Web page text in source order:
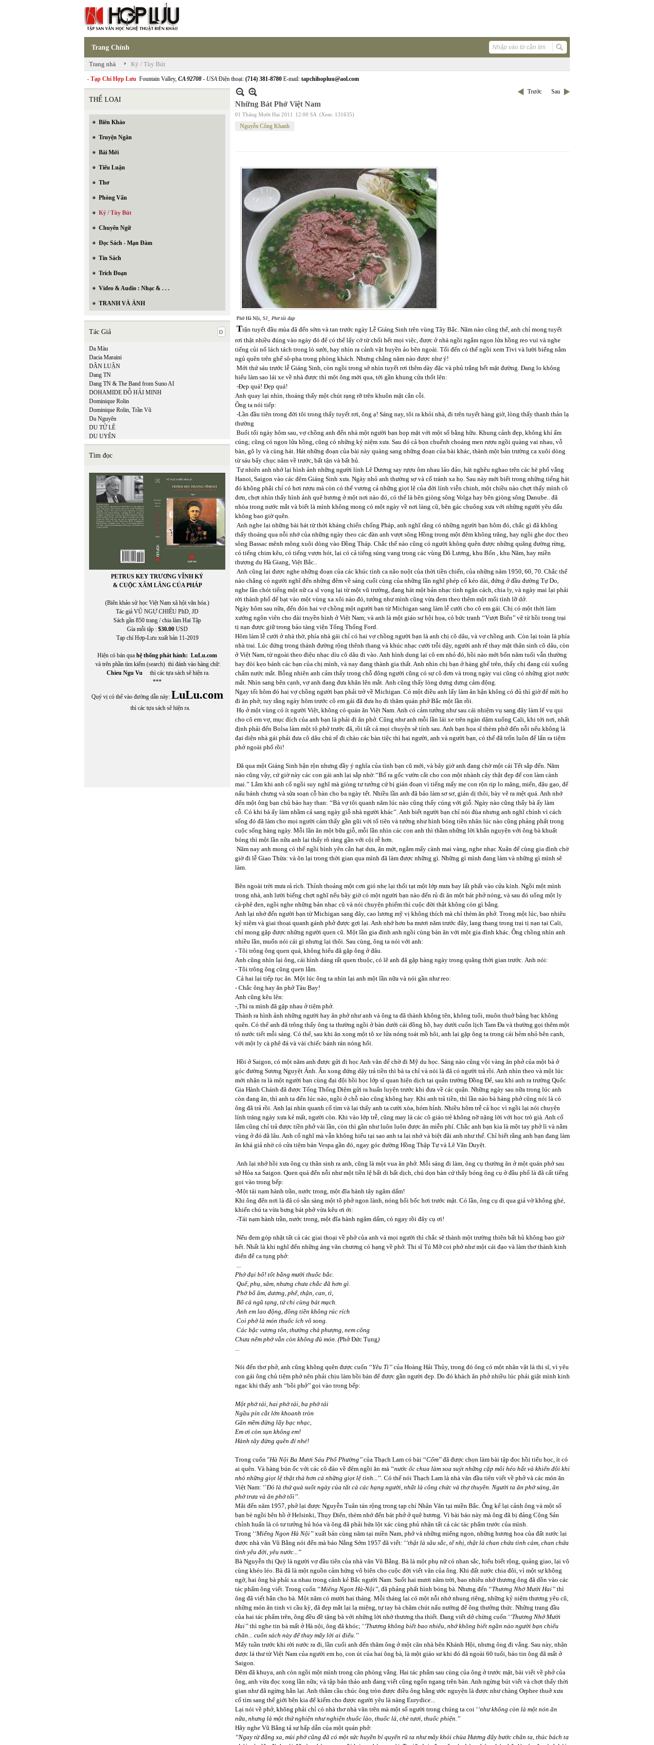
Trang Chính
Trang nhà › Ký / Tùy Bút
- Tạp Chí Hợp Lưu Fountain Valley, CA 92708 - USAĐiện thoại: (714) 381-8780 E-mail: tapchihopluu@aol.com
THỂ LOẠI
Biên Khảo
Truyện Ngắn
Bài Mới
Tiểu Luận
Thơ
Phỏng Vấn
Ký / Tùy Bút
Chuyển Ngữ
Đọc Sách - Mạn Đàm
Tin Sách
Trích Đoạn
Video & Audio : Nhạc & . . .
TRANH VÀ ẢNH
Tác Giả
Da Màu
Dacia Maraini
DÂN LUẬN
Dang TN
Dang TN & The Band from Suno AI
DOHAMIDE ĐỖ HẢI MINH
Dominique Rolin
Dominique Rolin, Trần Vũ
Du Nguyên
DU TỬ LÊ
DU UYÊN
DƯƠNG NGHIỄM MẬU
DƯƠNG PHƯƠNG LINH
Dzoãn Minh
Tìm đọc
PETRUS KEY TRƯƠNG VĨNH KÝ
& CUỘC XÂM LĂNG CỦA PHÁP
(Biên khảo sử học Việt Nam xã hội văn hóa.)
Tác giả VŨ NGỰ CHIÊU PhD, JD
Sách gần 850 trang / chia làm Hai Tập
Gía mỗi tập : $30.00USD
Tạp chí Hợp-Lưu xuất bản 11-2019
Hiện có bán qua hệ thống phát hành: LuLu.com
và trên phần tìm kiếm (search) thì đánh vào hàng chữ:
Chieu Ngu Vu thì các tựa sách sẽ hiện ra.
***
Quý vị có thể vào đường dẫn này: LuLu.com
thì các tựa sách sẽ hiện ra.
Trước Sau
Những Bát Phở Việt Nam
01 Tháng Mười Hai 2011 12:00 SA (Xem: 131635)
Nguyễn Công Khanh
Phở Hà Nội, SJ _ Phở tái đạp
Trận tuyết đầu mùa đã đến sớm và tan trước ngày Lễ Giáng Sinh trên vùng Tây Bắc. Năm nào cũng thế, anh chỉ mong tuyết
rơi thật nhiều đúng vào ngày đó để có thể lấy cớ từ chối hết mọi việc, được ở nhà ngồi ngắm ngọn lửa hồng reo vui và nghe
tiếng củi nổ lách tách trong lò sưởi, hay nhìn ra cảnh vật huyền ảo bên ngoài. Tối đến có thể ngồi xem Tivi và lười biếng nằm
ngủ quên trên ghế sô-pha trong phòng khách. Nhưng chẳng năm nào được như ý!
Mới thứ sáu trước lễ Giáng Sinh, còn ngồi trong sở nhìn tuyết rơi thêm dày đặc và phủ trắng hết mặt đường. Đang lo không
hiểu làm sao lái xe về nhà được thì một ông mới qua, tới gần khung cửa thốt lên:
-Đẹp quá! Đẹp quá!
Anh quay lại nhìn, thoáng thấy một chút rạng rỡ trên khuôn mặt cằn cỗi.
Ông ta nói tiếp:
-Lần đầu tiên trong đời tôi trong thấy tuyết rơi, ông ạ! Sáng nay, tôi ra khỏi nhà, đi trên tuyết hàng giờ, lòng thấy thanh thản lạ
thường
Buổi tối ngày hôm sau, vợ chồng anh đến nhà một người bạn họp mặt với một số bằng hữu. Khung cảnh đẹp, không khí ấm
cúng; cũng có ngọn lửa hồng, cũng có những kỷ niệm xưa. Sau đó cả bọn chuếnh choáng men rượu ngồi quàng vai nhau, vỗ
bàn, gõ ly và cùng hát. Hát những đoạn của bài này quàng sang những đoạn của bài khác, thành một bản trường ca xuôi dòng
từ sáu bẩy chục năm về trước, bất tận và bất hủ.
Tự nhiên anh nhớ lại hình ảnh những người lính Lê Dương say rựợu ôm nhau lảo đảo, hát nghêu nghao trên các hè phố vắng
Hanoi, Saigon vào các đêm Giáng Sinh xưa. Ngày nhỏ anh thường sợ và cố tránh xa họ. Sau này mới biết trong những tiếng hát
đó không phẳi chỉ có hơi rượu mà còn có thể vương cả những giọt lệ của đời lính viễn chinh, một chiều nào chợt thấy mình cô
đơn, chợt nhìn thấy hình ảnh quê hương ở một nơi nào đó, có thể là bên giòng sông Volga hay bên giòng sông Danube.. đã
nhòa trong nước mắt và biết là mình không mong có một ngày về nơi làng cũ, bên gác chuông xưa với những người yêu dấu
không bao giờ quên.
Anh nghe lại những bài hát từ thời kháng chiến chống Pháp, anh nghĩ rằng có những người bạn hôm đó, chắc gì đã không
thấy thoáng qua nỗi nhớ của những ngày theo các đàn anh vượt sông Hồng trong một đêm không trăng, hay ngồi ghe dọc theo
sông Bassac mênh mông xuôi dòng vào Đồng Tháp. Chắc thế nào cũng có người không quên được những quãng đường rừng,
có tiếng chim kêu, có tiếng vượn hót, lại có cả tiếng súng vang trong các vùng Đô Lương, khu Bốn , khu Năm, hay miền
thượng du Hà Giang, Việt Bắc..
Anh cũng lại được nghe những đoạn của các khúc tình ca não nuột của thời tiền chiến, của những năm 1950, 60, 70. Chắc thể
nào chẳng có người nghĩ đến những đêm về sáng cuối cùng của những lần nghĩ phép cố kéo dài, đứng ở đầu đường Tự Do,
nghe lần chót tiếng một nữ ca sĩ vọng lại từ một vũ trường, đang hát một bản nhạc tình ngăn cách, chia ly, và ngày mai lại phải
rời thành phố để bạt vào một vùng xa xôi nào đó, tưởng như mình cũng vừa đem theo thêm một mối tình lỡ dở.
Ngày hôm sau nữa, đến đón hai vợ chồng một người bạn từ Michigan sang làm lễ cưới cho cô em gái. Chị có một thời làm
xướng ngôn viên cho đài truyền hình ở Việt Nam; và anh là một giáo sư hội họa, có bức tranh ‘‘Vượt Biển’’ vẽ từ hồi trong trại
tị nạn được giữ trong bảo tàng viện Tổng Thống Ford.
Hôm làm lễ cưới ở nhà thờ, phía nhà gái chỉ có hai vợ chồng người bạn là anh chị cô dâu, và vợ chồng anh. Còn lại toàn là phía
nhà trai. Lúc đứng trong thánh đường rộng thênh thang và khúc nhạc cưới trỗi dậy, người anh rể thay mặt thân sinh cô dâu, còn
ở Việt Nam, từ ngoài theo điệu nhạc dìu cô dâu đi vào. Anh hình dung lại cô em nhỏ đó, hồi nào mới bốn năm tuổi vẫn thường
hay đòi kẹo bánh các bạn của chị mình, và nay đang thành gia thất. Anh nhìn chị bạn ở hàng ghế trên, thấy chị đang cúi xuống
chấm nước mắt. Bỗng nhiên anh cảm thấy trong chỗ đông người cũng có sự cô đơn và trong ngày vui cũng có những giọt nước
mắt. Nhìn sang bên cạnh, vợ anh đang đưa khăn lên mắt. Anh cũng thấy lòng dưng dưng cảm động.
Ngay tối hôm đó hai vợ chồng người bạn phải trở về Michigan. Có một điều anh lấy làm ân hận không có đủ thì giờ để mời họ
đi ăn phở; tuy rằng ngày hôm trước cô em gái đã đưa họ đi thăm quán phở Bắc một lần rồi.
Họ ở một vùng có ít người Việt, không có quán ăn Việt Nam. Anh có cảm tưởng như sau cái nhiệm vụ sang đây làm lể vu qui
cho cô em vợ, mục đích của anh bạn là phải đi ăn phở. Cũng như anh mỗi lần lái xe trên ngàn dặm xuống Cali, khi tới nơi, nhất
định phải đến Bolsa làm một tô phở trước đã, rồi tất cả mọi chuyện sẽ tính sau. Anh bạn họa sĩ thèm phở đến nỗi nếu không là
đại diện nhà gái phải đưa cô dâu chú rể đi chào các bàn tiệc thì hai người, anh và người bạn, có thể đã trốn luôn để lẩn ra tiệm
phở ngoài phố rồi!
Đã qua một Giáng Sinh bận rộn nhưng đầy ý nghĩa của tình bạn cũ mới, và bây giờ anh đang chờ một cái Tết sắp đến. Năm
nào cũng vậy, cứ giờ này các con gái anh lại sắp nhờ:‘‘Bố ra gốc vườn cắt cho con một nhành cây thật đẹp để con làm cành
mai.’’ Lắm khi anh cố ngồi suy nghĩ mà giòng tư tưởng cứ bị gián đoạn vì tiếng mấy mẹ con rộn rịp lo măng, miến, đậu gạo, để
nấu bánh chưng và sửa soạn cỗ bàn cho ba ngày tết. Nhiều lần anh đã bảo làm sơ sơ, giản dị thôi, bày vẽ ra mệt quá. Anh nhớ
đến một ông bạn chủ báo hay than: ‘‘Bà vợ tôi quanh năm lúc nào cũng thấy cúng với giỗ. Ngày nào cũng thấy bà ấy làm
cỗ. Có khi bà ấy làm nhầm cả sang ngày giỗ nhà người khác’’. Anh biết người bạn chỉ nói đùa nhưng anh nghĩ chính vì cách
sống đó đã làm cho mọi người cảm thấy gần gũi với tổ tiên và tưởng như hình bóng tiền nhân lúc nào cũng phảng phất trong
cuộc sống hàng ngày. Mỗi lần ăn một bữa giỗ, mỗi lần nhìn các con anh thì thầm những lời khấn nguyện với ông bà khuất
bóng thì một lần nữa anh lại thấy rõ ràng gần với cội rễ hơn.
Năm nay anh mong có thể ngồi bình yên cắn hạt dưa, ăn mứt, ngắm mấy cành mai vàng, nghe nhạc Xuân để cùng gia đình chờ
giờ đi lễ Giao Thừa: và ôn lại trong thời gian qua mình đã làm được những gì. Những gì mình đang làm và những gì mình sẽ
làm.
Bên ngoài trời mưa rả rích. Thỉnh thoảng một cơn gió nhẹ lại thổi tạt một lớp mưa bay lất phất vào cửa kính. Ngồi một mình
trong nhà, anh lười biếng chợt nghĩ nếu bây giờ có một người bạn nào đến rủ đi ăn một bát phở nóng, và sau đó uống một ly
cà-phê đen, ngồi nghe những bản nhạc cũ và nói chuyện phiếm thì cuộc đời thật không còn gì bằng.
Anh lại nhớ đến người bạn từ Michigan sang đây, cao lương mỹ vị không thích mà chỉ thèm ăn phở. Trong một lúc, bao nhiêu
kỷ niệm và giai thoại quanh gánh phở được gợi lại. Anh nhớ hơn ba mươi năm trước đây, lang thang trong trại tị nạn tại Cali,
chỉ mong gặp được những người quen cũ. Một lần gia đình anh ngồi cùng bàn ăn với một gia đình khác. Ông chồng nhìn anh
nhiều lần, muốn nói cái gì nhưng lại thôi. Sau cùng, ông ta nói với anh:
- Tôi trông ông quen quá, không hiểu đã gặp ông ở đâu.
Anh cũng nhìn lại ông, cái hình dáng rất quen thuộc, có lẽ anh đã gặp hàng ngày trong quãng thời gian trước. Anh nói:
- Tôi trông ông cũng quen lắm.
Cả hai lại tiếp tục ăn. Một lúc ông ta nhìn lại anh một lần nữa và nói gần như reo:
- Chắc ông hay ăn phở Tàu Bay!
Anh cũng kêu lên:
-,Thì ra mình đã gặp nhau ở tiệm phở.
Thành ra hình ảnh những người hay ăn phở như anh và ông ta đã thành không tên, không tuổi, muôn thuở bảng bạc không
quên. Có thể anh đã trông thấy ông ta thường ngồi ở bàn dưới cái đồng hồ, hay dưới cuốn lịch Tam Đa và thường gọi thêm một
tô nước tiết mỗi sáng. Có thể, sau khi ăn xong một tô xe lửa nóng toát mồ hôi, anh lại gặp ông ta trong cái hẻm nhỏ bên cạnh,
với một ly cà phê đá và vài chiếc bánh rán nóng hổi.
Hồi ở Saigon, có một năm anh được gửi đi học Anh văn để chờ đi Mỹ du học. Sáng nào cũng vội vàng ăn phở của một bà ở
góc đường Sương Nguyệt Ánh. Ăn xong đứng dậy trả tiền thì bà ta chỉ và nói là đã có người trả rồi. Anh nhìn theo và một lúc
mới nhận ra là một người bạn cùng đại đội hồi học lớp sĩ quan hiện dịch tại quân trường Đồng Đế, sau khi anh ra trường Quốc
Gia Hành Chánh đã được Tổng Thống Diệm gửi ra huấn luyện trước khi đưa về các quận. Những ngày sau nữa trong lúc anh
còn đang ăn, thì anh ta đến lúc nào, ngồi ở chỗ nào cũng không hay. Khi anh trả tiền, thì lần nào bà hàng phở cũng nói là có
ông đã trả rồi. Anh lại nhìn quanh cố tìm và lại thấy anh ta cười xòa, hóm hỉnh. Nhiều hôm trễ cả học vì ngồi lại nói chuyện
lính tráng ngày xưa kẻ mất, người còn. Khi vào lớp trễ, cũng may là các cô giáo trẻ không nỡ nặng lời với học trò già. Anh cố
lắm cũng chỉ trả được tiền phở vài lần, còn thì gần như luôn luôn được ăn miễn phí. Chắc anh bạn kia là một tay phở lì và nằm
vùng ở đó đã lâu. Anh cố nghĩ mà vẫn không hiểu tại sao anh ta lại nhớ và biệt đãi anh như thế. Chỉ biết rằng anh bạn đang làm
ăn khá giả nhờ có cửa tiệm bán Vespa gần đó, ngay góc đường Hồng Thập Tự và Lê Văn Duyệt.
Anh lại nhớ hồi xưa ông cụ thân sinh ra anh, cũng là một vua ăn phở. Mỗi sáng đi làm, ông cụ thường ăn ở một quán phở sau
sở Hỏa xa Saigon. Quen quá đến nỗi như một tiền lệ bất di bất dịch, chú dọn bàn cứ thấy bóng ông cụ ở đầu phố là đã cất tiếng
gọi vào trong bếp:
-Một tái nạm hành trần, nước trong, một đĩa hành tây ngâm dấm!
Khi ông đến nơi là đã có sẵn sàng một tô phở ngon lành, nóng hổi bốc hơi trước mặt. Có lần, ông cụ đi qua giả vờ không ghé,
khiến chú ta vừa bưng bát phở vừa kêu ơi ới:
-Tái nạm hành trần, nước trong, một đĩa hành ngâm dấm, có ngay rồi đây cụ ơi!
Nếu đem góp nhặt tất cả các giai thoại về phở của anh và mọi người thì chắc sẽ thành một trường thiên bất hủ không bao giờ
hết. Nhất là khi nghĩ đến những áng văn chương có hạng về phở. Thi sĩ Tú Mỡ coi phở như một cái đạo và làm thơ thành kinh
điển để ca tụng phở:
...
Phở đại bổ! tốt bằng mười thuốc bắc.
Quế, phụ, sâm, nhưng chưa chắc đã hơn gì.
Phở bổ âm, dương, phế, thận, can, tì,
Bổ cả ngũ tạng, tứ chi cùng bát mạch.
Anh em lao động, đồng tiền không rúc rích
Coi phở là món thuốc ích vô song.
Các bậc vương tôn, thường chả phượng, nem công
Chưa nếm phở vẫn còn không đủ món. (Phở Đức Tụng)
...
Nói đến thơ phở, anh cũng không quên được cuốn ‘‘Yêu Tì’’ của Hoàng Hải Thủy, trong đó ông có một nhân vật là thi sĩ, vì yêu
con gái ông chủ tiệm phở nên phải chịu làm bồi bàn để được gần người đẹp. Do đó khách ăn phở nhiều lúc phải giật mình kinh
ngạc khi thấy anh ‘‘bồi phở’’ gọi vào trong bếp:
Một phở tái, hai phở tái, ba phở tái
Ngầu pín cắt lớn khoanh tròn
Gân mềm đừng lấy bạc nhạc,
Em ơi còn sụn không em!
Hành tây đừng quên đí nhé!
Trong cuốn "Hà Nội Ba Mươi Sáu Phố Phường’’của Thạch Lam có bài ‘‘Cốm’’ đã được chọn làm bài tập đọc hồi tiểu học, ít có
ai quên. Và hàng bún ốc với các cô đào về đêm ngồi ăn mà ‘‘nước ốc chua làm soa suýt những cặp môi héo hắt và khiến đôi khi
nhỏ những giọt lệ thật thà hơn cả những giọt lệ tình...’’. Có thể nói Thạch Lam là nhà văn đầu tiên viết về phở và các món ăn
Việt Nam: ‘’Đó là thứ quà suốt ngày của tất cả các hạng người, nhất là công chức và thợ thuyền. Người ta ăn phở sáng, ăn
phở trưa và ăn phở tối’’.
Mãi đến năm 1957, phở lại được Nguyễn Tuân tán rộng trong tạp chí Nhân Văn tại miền Bắc. Ông kể lại cảnh ông và một số
bạn bè ngồi bên hồ ở Helsinki, Thụy Điển, thèm nhớ đến bát phở ở quê hương. Vì bài báo này mà ông đã bị đảng Cộng Sản
chỉnh huấn là có tư tưởng hủ hóa và ông đã phải hứa lột xác cùng phủ nhận tất cả các tác phẩm trước của mình.
Trong ‘ ‘Miếng Ngon Hà Nội’’ xuất bản cùng năm tại miền Nam, phở và những miếng ngon, những hương hoa của đất nước lại
được nhà văn Vũ Bằng nói đến mà báo Nắng Sớm 1957 đã viết: ‘ ‘thật là sâu sắc, tế nhị, thật là chan chứa tình cảm, chan chứa
tình yêu đời, yêu nước...’’
Bà Nguyễn thị Quỳ là người vợ đầu tiên của nhà văn Vũ Bằng. Bà là một phụ nữ có nhan sắc, hiểu biết rộng, quảng giao, lại vô
cùng khéo léo. Bà đã là một nguồn cảm hứng vô biên cho cuộc đời viết văn của ông. Khi đất nước chia đôi, vì một sự không
ngờ, hai ông bà phải xa nhau trong cảnh kẻ Bắc người Nam. Suốt hai mươi năm trời, bao nhiêu nhớ thương ông đã dồn vào các
tác phẩm ông viết. Trong cuốn ‘‘Miếng Ngon Hà-Nội’’, đã phảng phất hình bóng bà. Nhưng đến ‘‘Thương Nhớ Mười Hai’’ thì
ông đã viết hẳn cho bà. Một năm có mười hai tháng. Mỗi tháng lại có một nỗi nhớ nhung riêng, những kỷ niệm thương yêu cũ,
những món ăn tinh vi cầu kỳ, đã đẹp mắt lại lạ miệng, tự tay bà chăm chút nấu nướng để ông thưởng thức. Những trang đầu
của hai tác phẩm trên, ông đều đề tặng bà với những lời nhớ thương tha thiết. Đang viết dở chừng cuốn ‘ ‘Thương Nhớ Mười
Hai’’ thì nghe tin bà mất ở Hà nội, ông đã khóc; ‘ ‘Thương không biết bao nhiêu, nhớ không biết ngần nào người bạn chiếu
chăn... cuốn sách này để thay mấy lời ai điếu.’’
Mấy tuần trước khi rời nước ra đi, lần cuối anh đến thăm ông ở một căn nhà bên Khánh Hội, nhưng ông đi vắng. Sau này, nhận
được lá thư từ Việt Nam của người em họ, con út của hai ông bà, là một giáo sư khi đó đã ngoài 60 tuổi, báo tin ông đã mất ở
Saigon.
Đêm đã khuya, anh còn ngồi một mình trong căn phòng vắng. Hai tác phẩm sau cùng của ông ở trước mặt, bài viết về phở của
ông, anh vừa đọc xong lần nữa; và tập bản thảo anh đang viết cũng ngổn ngang trên bàn. Anh ngừng bút viết và chợt thấy thời
gian như đã ngừng hẳn lại. Anh thầm cầu chúc ông tròn được điều ông hằng ước nguyện là được như chàng Orphee thuở xưa
cố tìm sang thế giới bên kia để kiếm cho được người yêu là nàng Eurydice...
Lại nói về phở, không phải chỉ có nhà thơ nhà văn trên mà một số người trong chúng ta coi ‘ ‘như không còn là một nón ăn
nữa, nhưng là một thứ nghiện như nghiện thuốc lào, thuốc lá, chè tươi, thuốc phiện.’’
Hãy nghe Vũ Bằng tả sự hấp dẫn của một quán phở:
‘‘Ngay từ đằng xa, mùi phở cũng đã có một sức huyền bí quyến rũ ta như mây khói chùa Hương đẩy bước chân ta, thúc bách ta